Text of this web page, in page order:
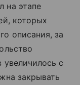
на этапе
которых
описания, за
увеличилось с
закрывать